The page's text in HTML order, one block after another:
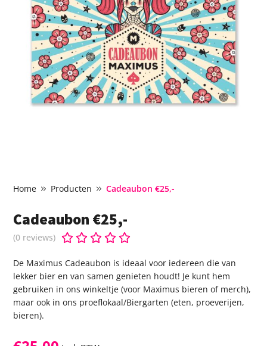
Home Producten Cadeaubon €25,-
Cadeaubon €25,-
(0 reviews)     
De Maximus Cadeaubon is ideaal voor iedereen die van
lekker bier en van samen genieten houdt! Je kunt hem
gebruiken in ons winkeltje (voor Maximus bieren of merch),
maar ook in ons proeflokaal/Biergarten (eten, proeverijen,
bieren).